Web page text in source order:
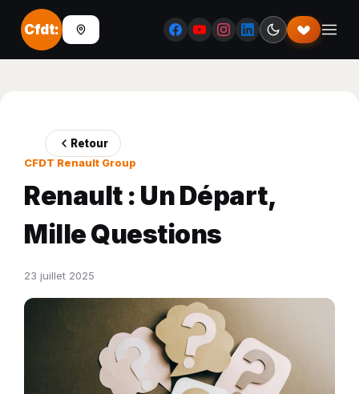
Cfdt:
Retour
CFDT Renault Group
Renault : Un Départ,
Mille Questions
23 juillet 2025